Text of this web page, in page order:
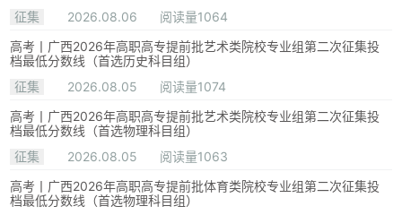
征集
2026.08.06
阅读量1064
高考丨广西2026年高职高专提前批艺术类院校专业组第二次征集投
档最低分数线（首选历史科目组）
征集
2026.08.05
阅读量1074
高考丨广西2026年高职高专提前批艺术类院校专业组第二次征集投
档最低分数线（首选物理科目组）
征集
2026.08.05
阅读量1063
高考丨广西2026年高职高专提前批体育类院校专业组第二次征集投
档最低分数线（首选物理科目组）